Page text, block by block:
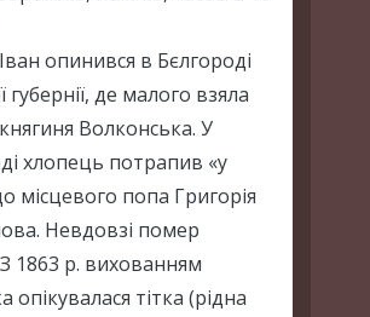
опинився в Бєлгороді
губернії, де малого взяла
Волконська. У
хлопець потрапив «у
місцевого попа Григорія
Невдовзі помер
1863 р. вихованням
опікувалася тітка (рідна